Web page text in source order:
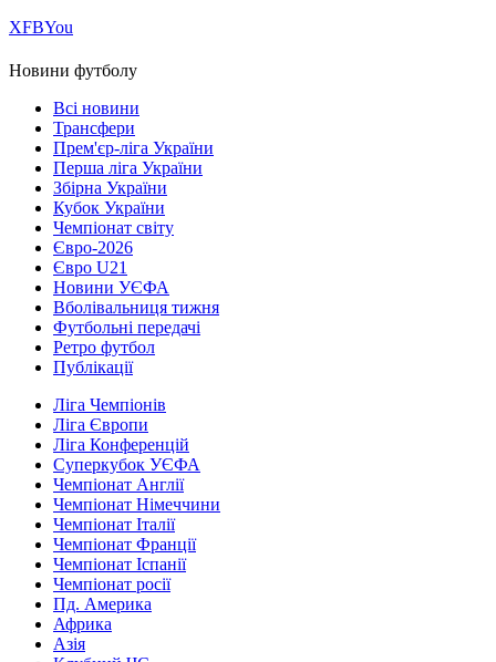
ХFBYou
Новини футболу
Всі новини
Трансфери
Прем'єр-ліга України
Перша ліга України
Збірна України
Кубок України
Чемпіонат світу
Євро-2026
Євро U21
Новини УЄФА
Вболівальниця тижня
Футбольні передачі
Ретро футбол
Публікації
Ліга Чемпіонів
Ліга Європи
Ліга Конференцій
Суперкубок УЄФА
Чемпіонат Англії
Чемпіонат Німеччини
Чемпіонат Італії
Чемпіонат Франції
Чемпіонат Іспанії
Чемпіонат росії
Пд. Америка
Африка
Азія